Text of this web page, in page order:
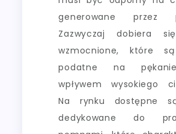
generowane przez
Zazwyczaj dobiera
wzmocnione, które
podatne na
wpływem wysokiego
Na rynku dostępne
dedykowane do